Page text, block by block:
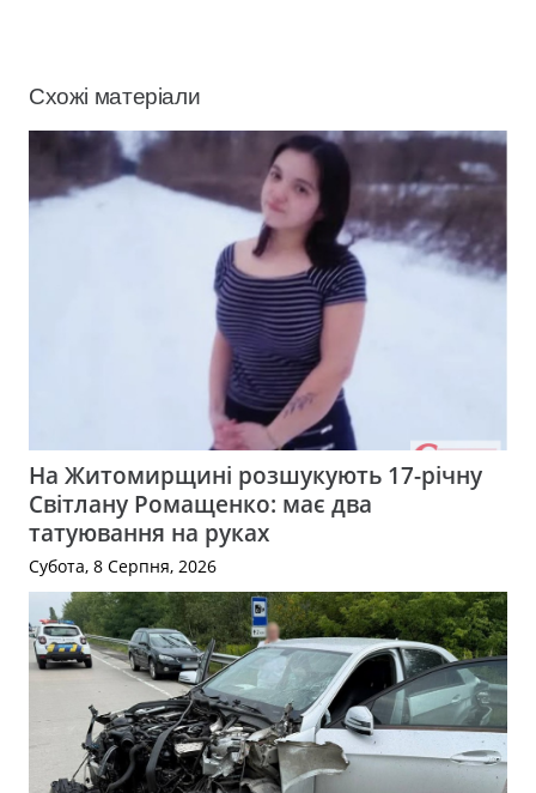
Схожі матеріали
На Житомирщині розшукують 17-річну
Світлану Ромащенко: має два
татуювання на руках
Субота, 8 Серпня, 2026